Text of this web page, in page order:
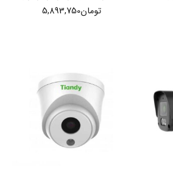
تومان5,893,750